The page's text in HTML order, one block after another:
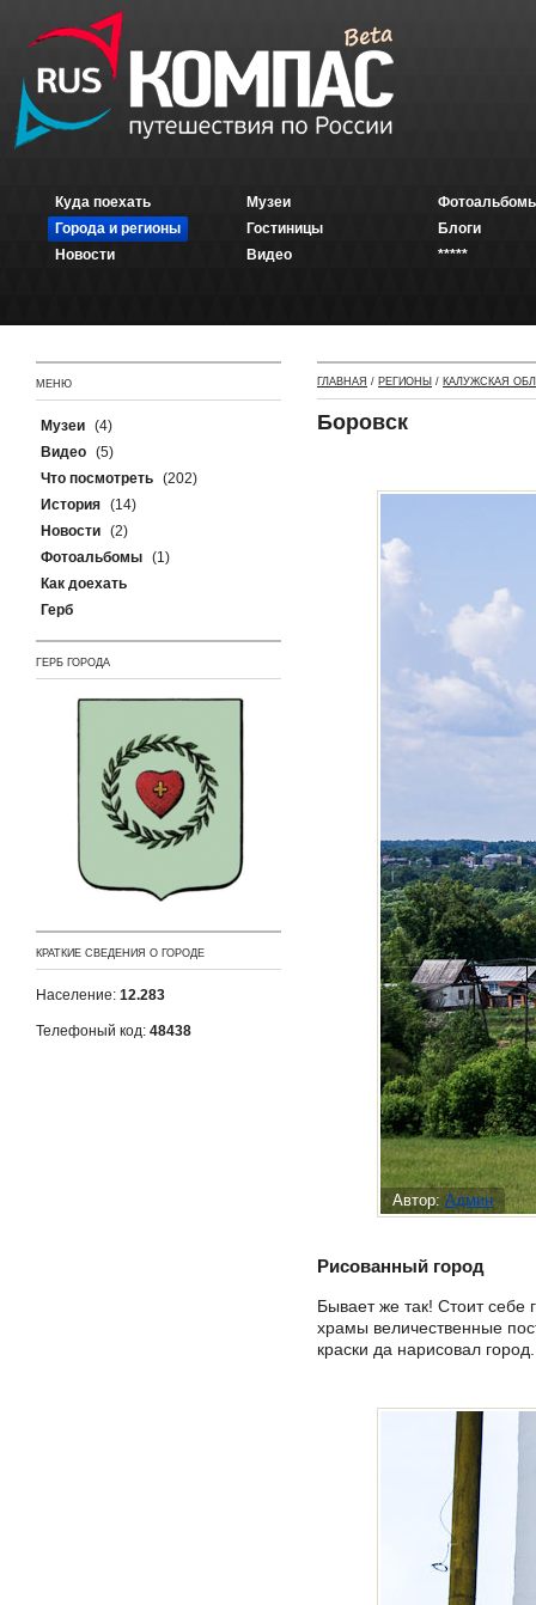
Куда поехать
Города и регионы
Новости
Музеи
Гостиницы
Видео
Блоги
*****
МЕНЮ
Музеи (4)
Видео (5)
Что посмотреть (202)
История (14)
Новости (2)
Фотоальбомы (1)
Как доехать
Герб
ГЕРБ ГОРОДА
КРАТКИЕ СВЕДЕНИЯ О ГОРОДЕ
Население: 12.283
Телефоный код: 48438
ГЛАВНАЯ / РЕГИОНЫ / КАЛУЖСКАЯ
Боровск
Автор: Админ
Рисованный город
Бывает же так! Стоит
храмы величественные
краски да нарисовал